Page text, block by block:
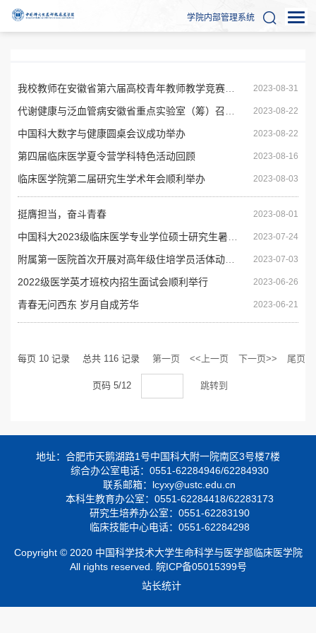
学院内部管理系统
2023-08-31
2023-08-22
中国科大数字与健康圆桌会议成功举办 2023-08-22
第四届临床医学夏令营学科特色活动回顾 2023-08-16
临床医学院第二届研究生学术年会顺利举办 2023-08-03
挺膺担当，奋斗青春 2023-08-01
2023-07-24
2023-07-03
2022级医学英才班校内招生面试会顺利举行 2023-06-26
青春无问西东 岁月自成芳华 2023-06-21
每页 10 记录 总共 116 记录 第一页 <<上一页 下一页>> 尾页
页码 5/12 跳转到
地址：合肥市天鹅湖路1号中国科大附一院南区3号楼7楼
综合办公室电话：0551-62284946/62284930
联系邮箱：lcyxy@ustc.edu.cn
本科生教育办公室：0551-62284418/62283173
研究生培养办公室：0551-62283190
临床技能中心电话：0551-62284298
Copyright © 2020 中国科学技术大学生命科学与医学部临床医学院
All rights reserved. 皖ICP备05015399号
站长统计